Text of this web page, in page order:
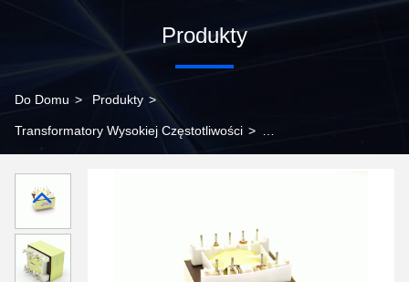
Produkty
Do Domu > Produkty >
Transformatory Wysokiej Częstotliwości >
częstotliwości do systemów elektrycznych